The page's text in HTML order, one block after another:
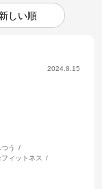
しい順
2024.8.15
つう
フィットネス